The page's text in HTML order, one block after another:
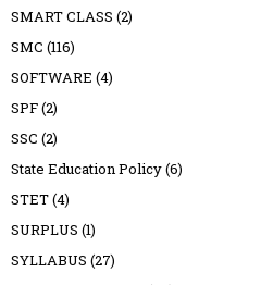
SMART CLASS (2)
SMC (116)
SOFTWARE (4)
SPF(2)
SSC (2)
State Education Policy(6)
STET(4)
SURPLUS (1)
SYLLABUS (27)